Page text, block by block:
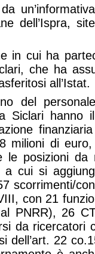
dell’Ispra,
in cui ha
che ha
all’Istat.
del
hanno
milioni di
le posizioni
cui si
scorrimenti/
con 21
PNRR), 26
da ricercatori
dell’art. 22